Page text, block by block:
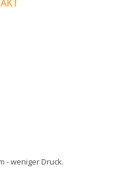
- weniger Druck.